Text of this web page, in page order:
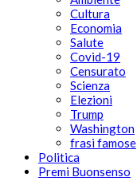
Cultura
Economia
Salute
Covid-19
Censurato
Scienza
Elezioni
Trump
Washington
frasi famose
Politica
Premi Buonsenso